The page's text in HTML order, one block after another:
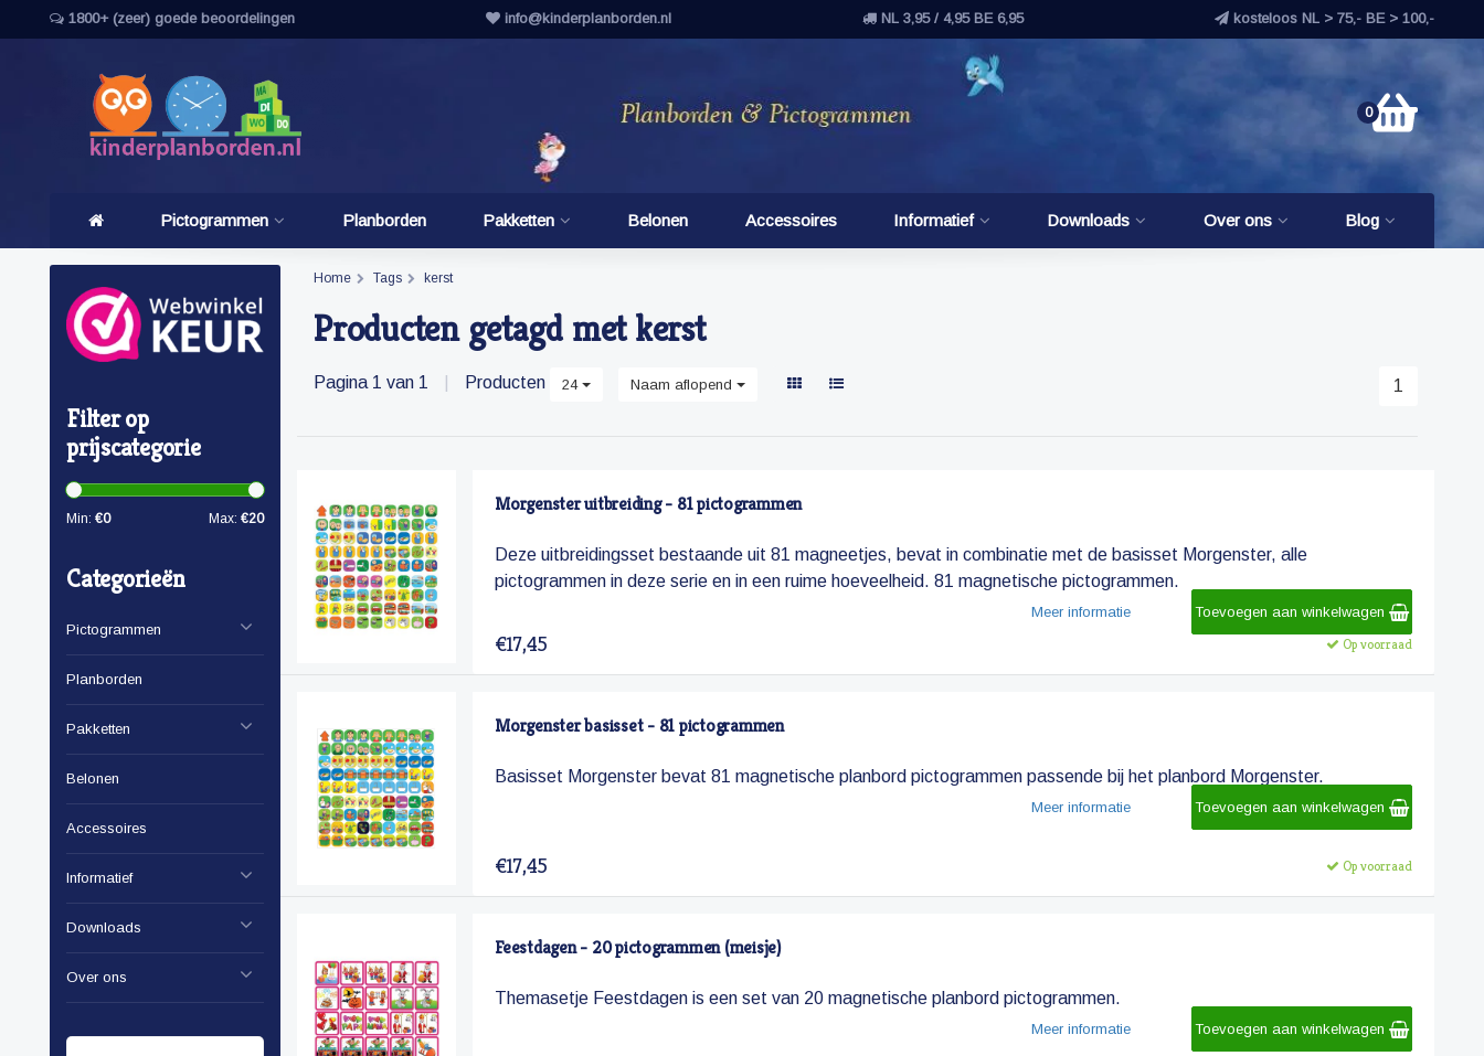
1800+ (zeer) goede beoordelingen info@kinderplanborden.nl NL 3,95 / 4,95 BE 6,95 kosteloos NL > 75,- BE > 100,-
0
Pictogrammen Planborden Pakketten Belonen Accessoires Informatief Downloads Over ons Blog
Filter op
prijscategorie
Min: €0 Max: €20
Categorieën
Pictogrammen
Planborden
Pakketten
Belonen
Accessoires
Informatief
Downloads
Over ons
Home Tags kerst
Producten getagd met kerst
Pagina 1 van 1 Producten 24 Naam aflopend 1
Morgenster uitbreiding - 81 pictogrammen
Deze uitbreidingsset bestaande uit 81 magneetjes, bevat in combinatie met de basisset Morgenster, alle
pictogrammen in deze serie en in een ruime hoeveelheid. 81 magnetische pictogrammen.
€17,45 Op voorraad
Toevoegen aan winkelwagen
Meer informatie
Morgenster basisset - 81 pictogrammen
Basisset Morgenster bevat 81 magnetische planbord pictogrammen passende bij het planbord Morgenster.
€17,45 Op voorraad
Toevoegen aan winkelwagen
Meer informatie
Feestdagen - 20 pictogrammen (meisje)
Themasetje Feestdagen is een set van 20 magnetische planbord pictogrammen.
Toevoegen aan winkelwagen
Meer informatie